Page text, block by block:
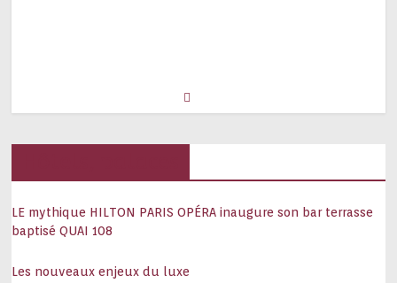
LE mythique HILTON PARIS OPÉRA inaugure son bar terrasse
baptisé QUAI 108
Les nouveaux enjeux du luxe